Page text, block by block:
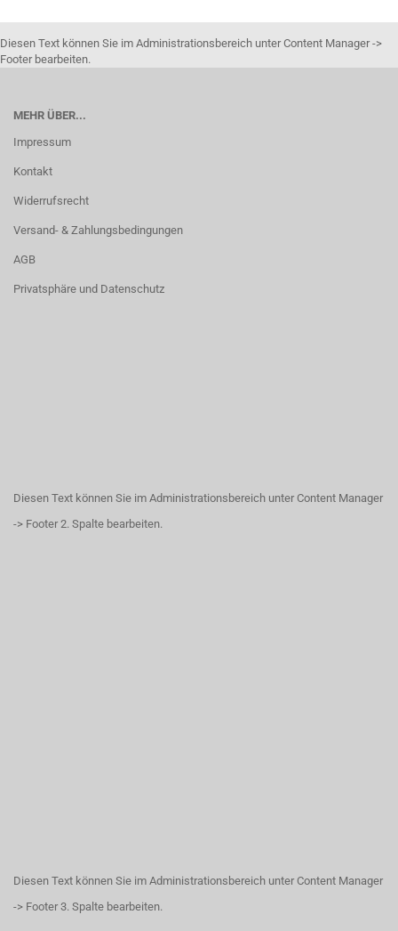
Diesen Text können Sie im Administrationsbereich unter Content Manager ->
Footer bearbeiten.
MEHR ÜBER...
Impressum
Kontakt
Widerrufsrecht
Versand- & Zahlungsbedingungen
AGB
Privatsphäre und Datenschutz
Diesen Text können Sie im Administrationsbereich unter Content Manager
-> Footer 2. Spalte bearbeiten.
Diesen Text können Sie im Administrationsbereich unter Content Manager
-> Footer 3. Spalte bearbeiten.